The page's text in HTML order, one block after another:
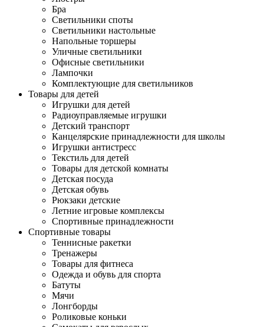
Бра
Светильники споты
Светильники настольные
Напольные торшеры
Уличные светильники
Офисные светильники
Лампочки
Комплектующие для светильников
Товары для детей
Игрушки для детей
Радиоуправляемые игрушки
Детский транспорт
Канцелярские принадлежности для школы
Игрушки антистресс
Текстиль для детей
Товары для детской комнаты
Детская посуда
Детская обувь
Рюкзаки детские
Летние игровые комплексы
Спортивные принадлежности
Спортивные товары
Теннисные ракетки
Тренажеры
Товары для фитнеса
Одежда и обувь для спорта
Батуты
Мячи
Лонгборды
Роликовые коньки